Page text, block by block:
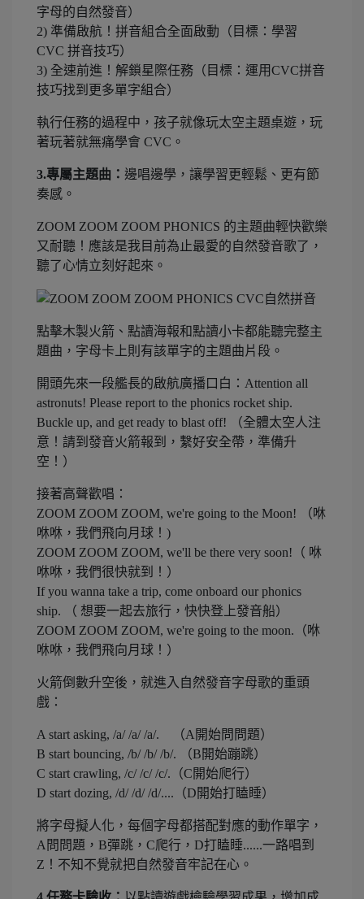
字母的自然發音）
2) 準備啟航！拼音組合全面啟動（目標：學習
CVC 拼音技巧）
3) 全速前進！解鎖星際任務（目標：運用CVC拼音
技巧找到更多單字組合）
執行任務的過程中，孩子就像玩太空主題桌遊，玩
著玩著就無痛學會 CVC。
3.專屬主題曲： 邊唱邊學，讓學習更輕鬆、更有節
奏感。
ZOOM ZOOM ZOOM PHONICS 的主題曲輕快歡樂
又耐聽！應該是我目前為止最愛的自然發音歌了，
聽了心情立刻好起來。
點擊木製火箭、點讀海報和點讀小卡都能聽完整主
題曲，字母卡上則有該單字的主題曲片段。
開頭先來一段艦長的啟航廣播口白：Attention all
astronuts! Please report to the phonics rocket ship.
Buckle up, and get ready to blast off! （全體太空人注
意！請到發音火箭報到，繫好安全帶，準備升
空！）
接著高聲歡唱：
ZOOM ZOOM ZOOM, we're going to the Moon! （咻
咻咻，我們飛向月球！)
ZOOM ZOOM ZOOM, we'll be there very soon!（ 咻
咻咻，我們很快就到！）
If you wanna take a trip, come onboard our phonics
ship. （ 想要一起去旅行，快快登上發音船）
ZOOM ZOOM ZOOM, we're going to the moon.（咻
咻咻，我們飛向月球！）
火箭倒數升空後，就進入自然發音字母歌的重頭
戲：
A start asking, /a/ /a/ /a/. （A開始問問題）
B start bouncing, /b/ /b/ /b/. （B開始蹦跳）
C start crawling, /c/ /c/ /c/.（C開始爬行）
D start dozing, /d/ /d/ /d/....（D開始打瞌睡）
將字母擬人化，每個字母都搭配對應的動作單字，
A問問題，B彈跳，C爬行，D打瞌睡......一路唱到
Z！不知不覺就把自然發音牢記在心。